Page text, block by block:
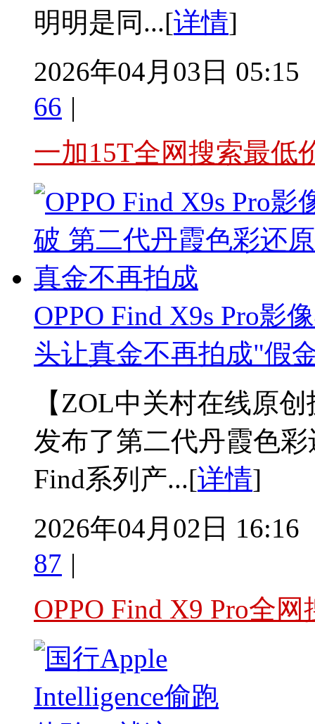
明明是同...[详情]
2026年04月03日 05:15
66 |
一加15T全网搜索最低
OPPO Find X9s Pro影
头让真金不再拍成"假
【ZOL中关村在线原
发布了第二代丹霞色
Find系列产...[详情]
2026年04月02日 16:16
87 |
OPPO Find X9 Pro全